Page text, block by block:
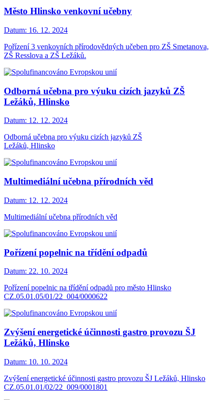
Město Hlinsko venkovní učebny
Datum: 16. 12. 2024
Pořízení 3 venkovních přírodovědných učeben pro ZŠ Smetanova,
ZŠ Resslova a ZŠ Ležáků.
Odborná učebna pro výuku cizích jazyků ZŠ
Ležáků, Hlinsko
Datum: 12. 12. 2024
Odborná učebna pro výuku cizích jazyků ZŠ
Ležáků, Hlinsko
Multimediální učebna přírodních věd
Datum: 12. 12. 2024
Multimediální učebna přírodních věd
Pořízení popelnic na třídění odpadů
Datum: 22. 10. 2024
Pořízení popelnic na třídění odpadů pro město Hlinsko
CZ.05.01.05/01/22_004/0000622
Zvýšení energetické účinnosti gastro provozu ŠJ
Ležáků, Hlinsko
Datum: 10. 10. 2024
Zvýšení energetické účinnosti gastro provozu ŠJ Ležáků, Hlinsko
CZ.05.01.01/02/22_009/0001801